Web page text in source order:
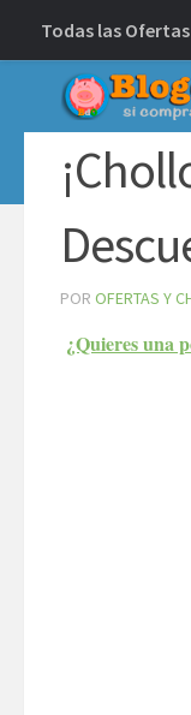
Debajo del
Todas las Ofertas
POR OFERTAS Y
¿Quieres una